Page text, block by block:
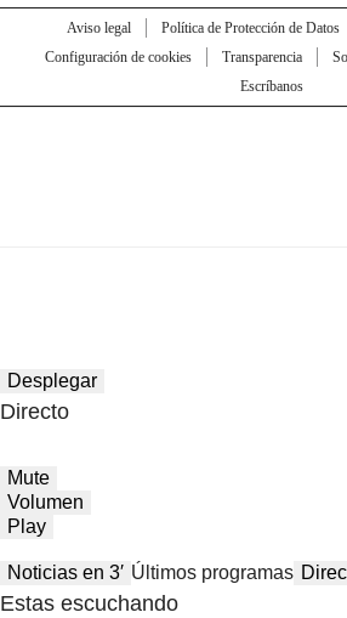
Aviso legal Política de Protección de Datos
Configuración de cookies
Transparencia
Escríbanos
Desplegar
Directo
Mute
Volumen
Play
Noticias en 3′ Últimos programas
Estas escuchando